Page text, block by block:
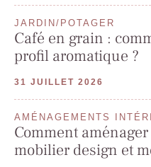
JARDIN/POTAGER
Café en grain :
profil aromatique ?
31 JUILLET 2026
AMÉNAGEMENTS
Comment
mobilier design et